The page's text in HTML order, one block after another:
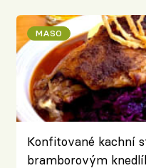
MASO
Konfitované kachní
bramborovým